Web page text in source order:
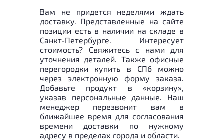
Вам не придется неделями ждать
доставку. Представленные на сайте
позиции есть в наличии на складе в
Санкт-Петербурге. Интересует
стоимость? Свяжитесь с нами для
уточнения деталей. Также офисные
перегородки купить в СПб можно
через электронную форму заказа.
Добавьте продукт в «корзину»,
указав персональные данные. Наш
менеджер перезвонит вам в
ближайшее время для согласования
времени доставки по нужному
адресу в пределах города и области.